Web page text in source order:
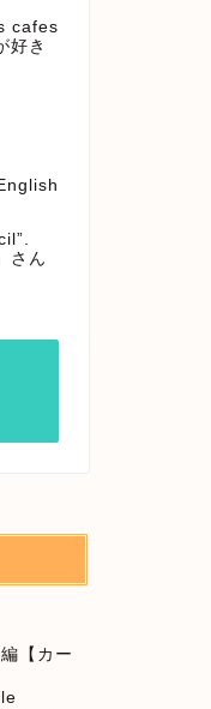
cafes
好き
さん
【カー